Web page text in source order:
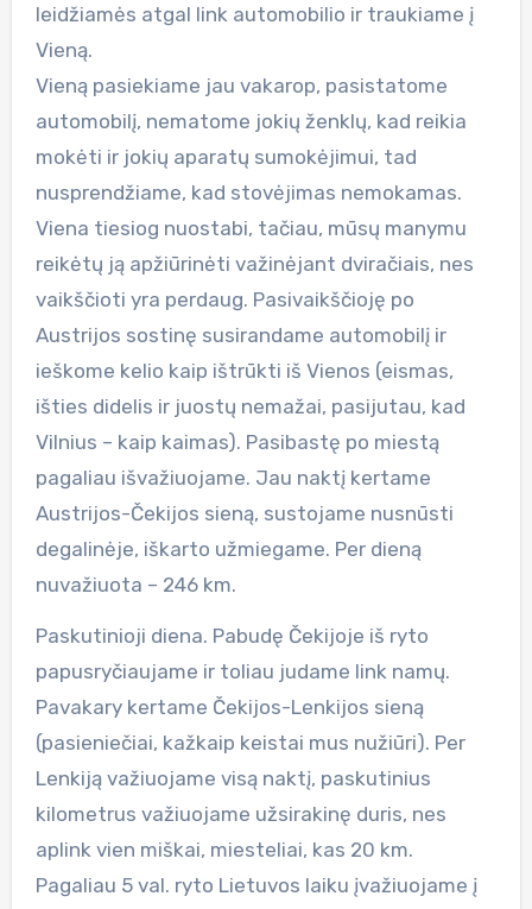
leidžiamės atgal link automobilio ir traukiame į
Vieną.
Vieną pasiekiame jau vakarop, pasistatome
automobilį, nematome jokių ženklų, kad reikia
mokėti ir jokių aparatų sumokėjimui, tad
nusprendžiame, kad stovėjimas nemokamas.
Viena tiesiog nuostabi, tačiau, mūsų manymu
reikėtų ją apžiūrinėti važinėjant dviračiais, nes
vaikščioti yra perdaug. Pasivaikščioję po
Austrijos sostinę susirandame automobilį ir
ieškome kelio kaip ištrūkti iš Vienos (eismas,
išties didelis ir juostų nemažai, pasijutau, kad
Vilnius – kaip kaimas). Pasibastę po miestą
pagaliau išvažiuojame. Jau naktį kertame
Austrijos-Čekijos sieną, sustojame nusnūsti
degalinėje, iškarto užmiegame. Per dieną
nuvažiuota – 246 km.
Paskutinioji diena. Pabudę Čekijoje iš ryto
papusryčiaujame ir toliau judame link namų.
Pavakary kertame Čekijos-Lenkijos sieną
(pasieniečiai, kažkaip keistai mus nužiūri). Per
Lenkiją važiuojame visą naktį, paskutinius
kilometrus važiuojame užsirakinę duris, nes
aplink vien miškai, miesteliai, kas 20 km.
Pagaliau 5 val. ryto Lietuvos laiku įvažiuojame į